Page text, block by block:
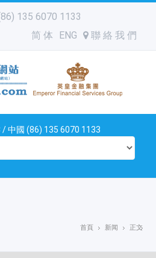
135 6070 1133
简 体
ENG 聯 絡 我 們
中國 (86) 135 6070 1133
首頁 新闻 正文